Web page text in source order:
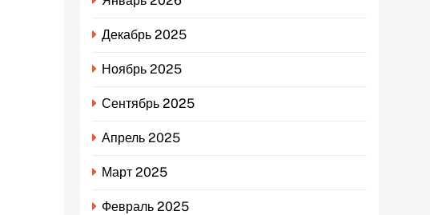
Декабрь 2025
Ноябрь 2025
Сентябрь 2025
Апрель 2025
Март 2025
Февраль 2025